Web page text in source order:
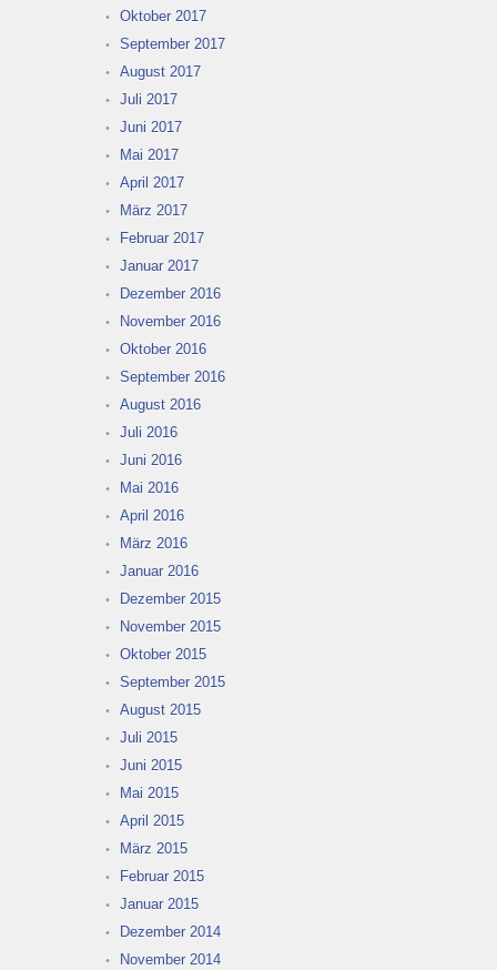
Oktober 2017
September 2017
August 2017
Juli 2017
Juni 2017
Mai 2017
April 2017
März 2017
Februar 2017
Januar 2017
Dezember 2016
November 2016
Oktober 2016
September 2016
August 2016
Juli 2016
Juni 2016
Mai 2016
April 2016
März 2016
Januar 2016
Dezember 2015
November 2015
Oktober 2015
September 2015
August 2015
Juli 2015
Juni 2015
Mai 2015
April 2015
März 2015
Februar 2015
Januar 2015
Dezember 2014
November 2014